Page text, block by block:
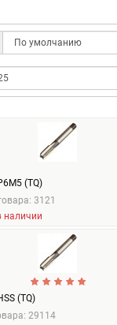
(TQ)
3121
наличии
(TQ)
29114